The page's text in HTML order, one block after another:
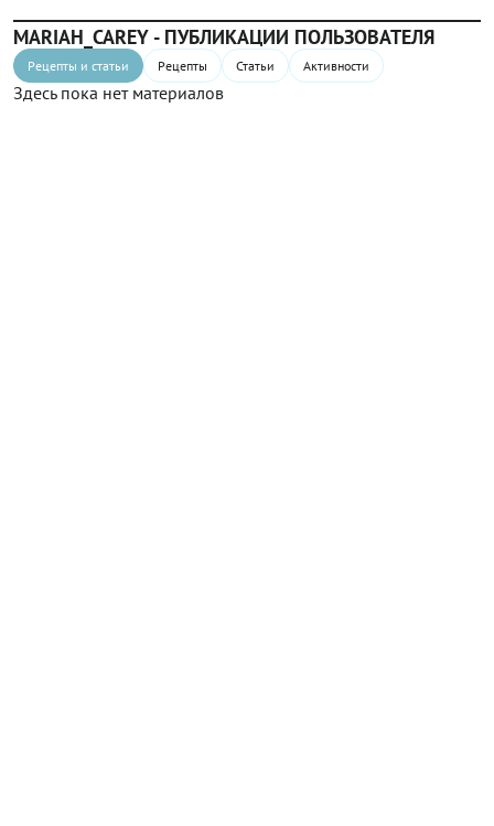
MARIAH_CAREY - ПУБЛИКАЦИИ ПОЛЬЗОВАТЕЛЯ
Рецепты и статьи Рецепты Статьи Активности
Здесь пока нет материалов